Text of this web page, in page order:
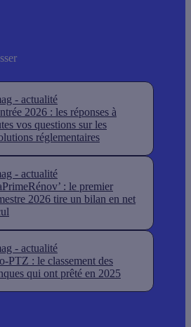
- actualité
2026 : les réponses à
vos questions sur les
réglementaires
- actualité
: le premier
2026 tire un bilan en net
- actualité
PTZ : le classement des
qui ont prêté en 2025